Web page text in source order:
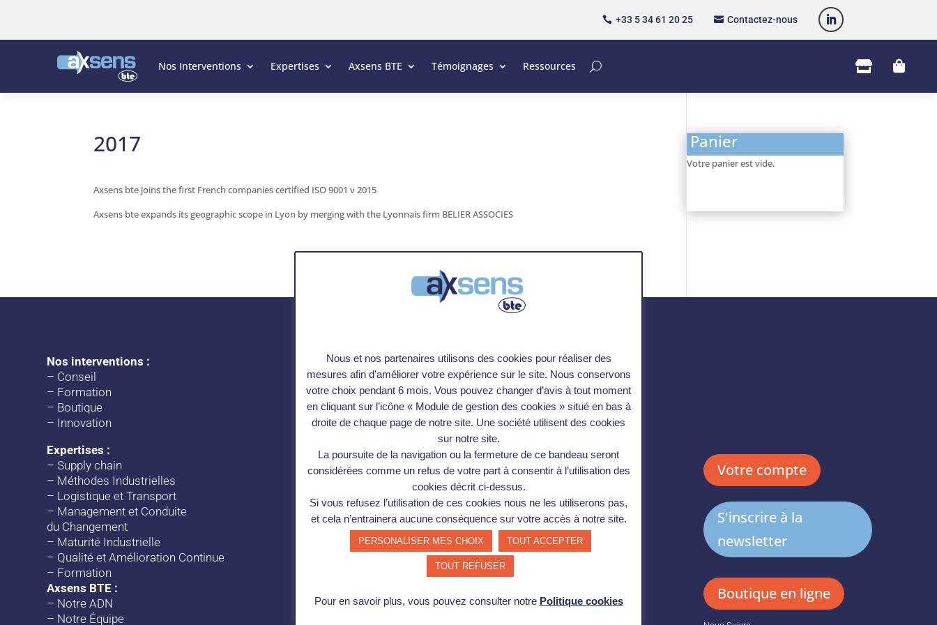
 +33 5 34 61 20 25  Contactez-nous
Nos Interventions Expertises Axsens BTE Témoignages Ressources  
2017
Axsens bte joins the first French companies certified ISO 9001 v 2015
Axsens bte expands its geographic scope in Lyon by merging with the Lyonnais firm BELIER ASSOCIES
Panier
Votre panier est vide.
Nos interventions :
– Conseil
– Formation
– Boutique
– Innovation
Expertises :
–Supply chain
– Méthodes Industrielles
– Logistique et Transport
– Management et Conduite
du Changement
– Maturité Industrielle
– Qualité et Amélioration Continue
– Formation
Axsens BTE :
– Notre ADN
– Notre Équipe
Votre compte
S'inscrire à la
newsletter
Boutique en ligne
Nous et nos partenaires utilisons des cookies pour réaliser des
mesures afin d'améliorer votre expérience sur le site. Nous conservons
votre choix pendant 6 mois. Vous pouvez changer d’avis à tout moment
en cliquant sur l’icône « Module de gestion des cookies » situé en bas à
droite de chaque page de notre site. Une société utilisent des cookies
sur notre site.
La poursuite de la navigation ou la fermeture de ce bandeau seront
considérées comme un refus de votre part à consentir à l’utilisation des
cookies décrit ci-dessus.
Si vous refusez l’utilisation de ces cookies nous ne les utiliserons pas,
et cela n’entrainera aucune conséquence sur votre accès à notre site.
PERSONALISER MES CHOIX TOUT ACCEPTER
TOUT REFUSER
Pour en savoir plus, vous pouvez consulter notre Politique cookies